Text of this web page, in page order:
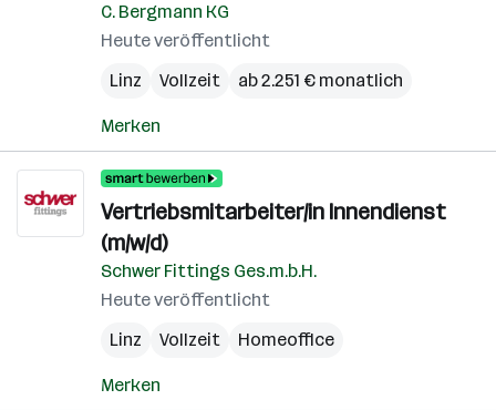
C. Bergmann KG
Heute veröffentlicht
Linz
Vollzeit ab 2.251 € monatlich
Merken
Vertriebsmitarbeiter/in Innendienst
(m/w/d)
Schwer Fittings Ges.m.b.H.
Heute veröffentlicht
Linz
Vollzeit Homeoffice
Merken